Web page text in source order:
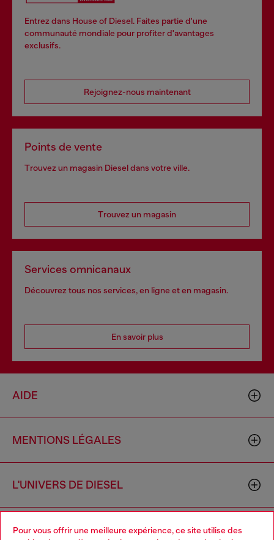
Pour vous offrir une meilleure expérience, ce site utilise des
Entrez dans House of Diesel. Faites partie d'une
communauté mondiale pour profiter d'avantages
exclusifs.
Rejoignez-nous maintenant
Points de vente
Trouvez un magasin Diesel dans votre ville.
Trouvez un magasin
Services omnicanaux
Découvrez tous nos services, en ligne et en magasin.
En savoir plus
AIDE
MENTIONS LÉGALES
L'UNIVERS DE DIESEL
CORPORATE